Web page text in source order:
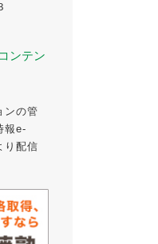
ンテン
ンの管
報e-
り配信